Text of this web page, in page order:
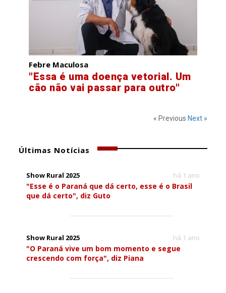
Febre Maculosa
"Essa é uma doença vetorial. Um
cão não vai passar para outro"
« Previous Next »
Últimas Notícias
Show Rural 2025 há 1 ano
"Esse é o Paraná que dá certo, esse é o Brasil
que dá certo", diz Guto
Show Rural 2025 há 1 ano
"O Paraná vive um bom momento e segue
crescendo com força", diz Piana